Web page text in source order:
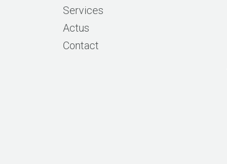
Services
Actus
Contact